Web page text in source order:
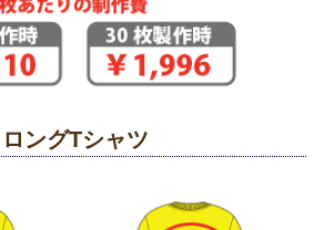
ロングTシャツ